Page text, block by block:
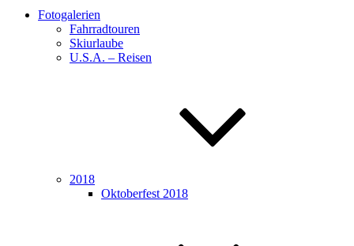
Fotogalerien
Fahrradtouren
Skiurlaube
U.S.A. – Reisen
2018
Oktoberfest 2018